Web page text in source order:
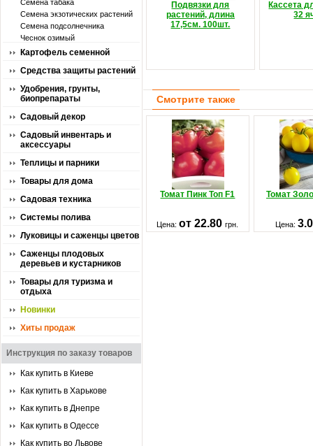
Семена табака
Семена экзотических растений
Семена подсолнечника
Чеснок озимый
Картофель семенной
Средства защиты растений
Удобрения, грунты,
биопрепараты
Садовый декор
Садовый инвентарь и
аксессуары
Теплицы и парники
Товары для дома
Садовая техника
Системы полива
Луковицы и саженцы цветов
Саженцы плодовых
деревьев и кустарников
Товары для туризма и
отдыха
Новинки
Хиты продаж
Инструкция по заказу товаров
Как купить в Киеве
Как купить в Харькове
Как купить в Днепре
Как купить в Одессе
Как купить во Львове
Подвязки для
растений, длина
17,5см. 100шт.
Кассета
32
Смотрите также
Томат Пинк Топ F1 Томат
Цена:от 22.80грн. Цена: